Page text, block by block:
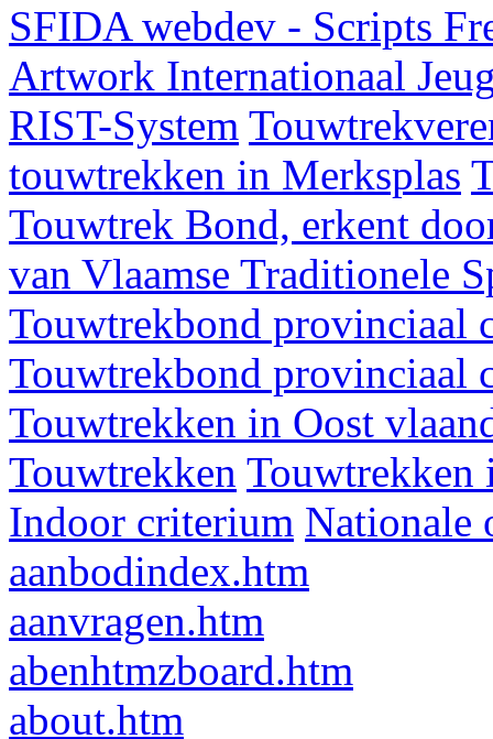
SFIDA webdev - Scripts
Artwork Internationaal
RIST-System
touwtrekken in Merksplas
Touwtrek Bond, erkent
van Vlaamse Traditionele
Touwtrekbond provinciaal
Touwtrekbond provinciaal
Touwtrekken in Oost
Touwtrekken Touwtrekken
Indoor criterium Nationale
aanbodindex.htm
aanvragen.htm
abenhtmzboard.htm
about.htm